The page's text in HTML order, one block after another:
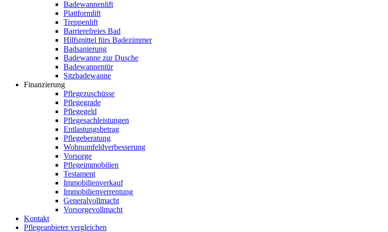
Badewannenlift
Plattformlift
Treppenlift
Barrierefreies Bad
Hilfsmittel fürs Badezimmer
Badsanierung
Badewanne zur Dusche
Badewannentür
Sitzbadewanne
Finanzierung
Pflegezuschüsse
Pflegegrade
Pflegegeld
Pflegesachleistungen
Entlastungsbetrag
Pflegeberatung
Wohnumfeldverbesserung
Vorsorge
Pflegeimmobilien
Testament
Immobilienverkauf
Immobilienverrentung
Generalvollmacht
Vorsorgevollmacht
Kontakt
Pflegeanbieter vergleichen